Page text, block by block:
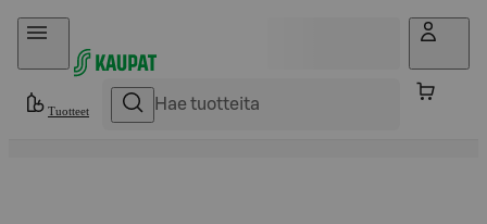
Hyppää sisältöön
Tuotteet